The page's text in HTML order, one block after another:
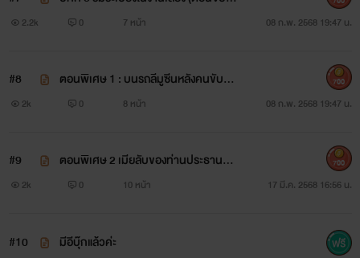
🔞💦
2.2k 0 7 หน้า 08 ก.พ. 2568 19:47 น.
#8
ตอนพิเศษ 1 : บนรถลีมูซีนหลังคนขับ
🔞💦
2k 0 8 หน้า 08 ก.พ. 2568 19:47 น.
700
#9
ตอนพิเศษ 2 เมียลับของท่านประธานลงไ
ปทำอะไรที่ใต้โต๊ะบริษัท 🔞💦
2k 0 10 หน้า 17 มี.ค. 2568 16:56 น.
700
#10 มีอีบุ๊กแล้วค่ะ